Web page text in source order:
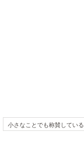
小さなことでも称賛している